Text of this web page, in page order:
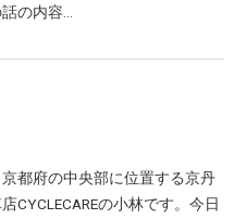
の内容…
都府の中央部に位置する京丹
CYCLECAREの小林です。今日